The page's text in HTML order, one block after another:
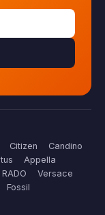
Citizen
Candino
Appella
RADO
Versace
Fossil